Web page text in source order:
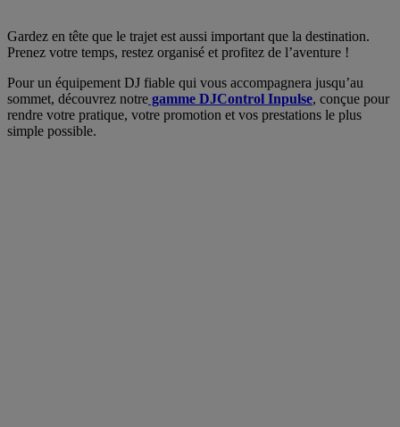
Gardez en tête que le trajet est aussi important que la destination.
Prenez votre temps, restez organisé et profitez de l’aventure !
Pour un équipement DJ fiable qui vous accompagnera jusqu’au
sommet, découvrez notre gamme DJControl Inpulse, conçue pour
rendre votre pratique, votre promotion et vos prestations le plus
simple possible.